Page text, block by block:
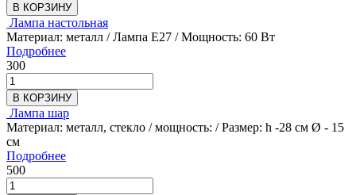
В КОРЗИНУ
Лампа настольная
Материал: металл / Лампа E27 / Мощность: 60 Вт
Подробнее
300
В КОРЗИНУ
Лампа шар
Материал: металл, стекло / мощность: / Размер: h -28 см Ø - 15
см
Подробнее
500